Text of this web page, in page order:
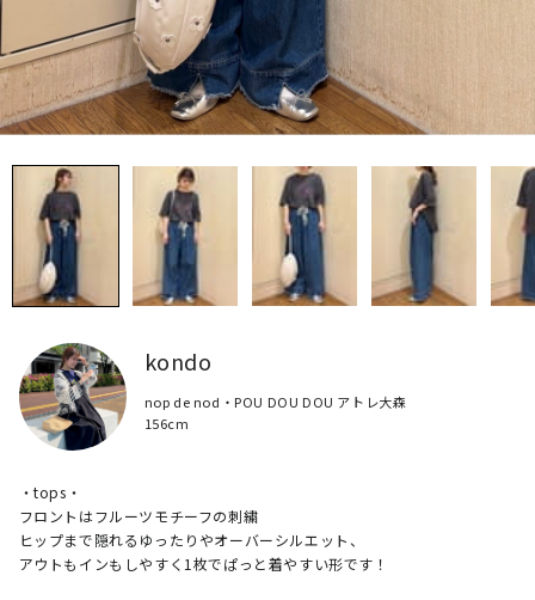
kondo
nop de nod・POU DOU DOU アトレ大森
156cm
・tops・
フロントはフルーツモチーフの刺繍
ヒップまで隠れるゆったりやオーバーシルエット、
アウトもインもしやすく1枚でぱっと着やすい形です！